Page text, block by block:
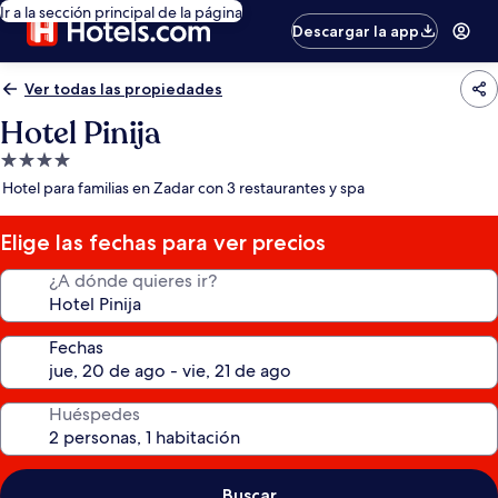
Ir a la sección principal de la página
Descargar la app
Ver todas las propiedades
Hotel Pinija
Propiedad
de
estrellas
Hotel para familias en Zadar con 3 restaurantes y spa
Elige las fechas para ver precios
¿A dónde quieres ir?
Fechas
Huéspedes